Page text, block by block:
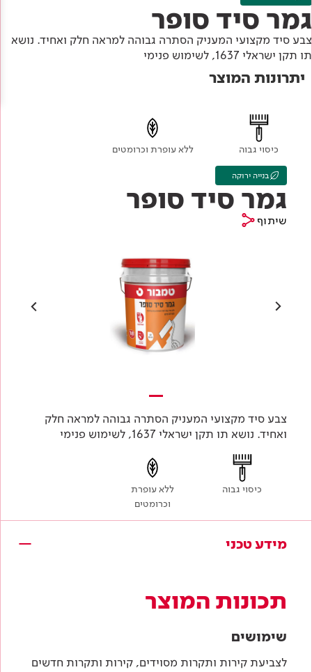
עץ
מתכת
רובה
לכל מוצרי צבע וציפויים
Academy
תוכן מקצועי
אודותינו
מדיניות סביבתית
מדיניות מערכת משולבת ו - ISO
גמר סיד סופר
צבע סיד מקצועי המעניק הסתרה גבוהה למראה חלק ואחיד. נושא
תו תקן ישראלי 1637, לשימוש פנימי
יתרונות המוצר
כיסוי גבוה ללא עופרת וכרומטים
בנייה ירוקה
גמר סיד סופר
שיתוף
צבע סיד מקצועי המעניק הסתרה גבוהה למראה חלק
ואחיד. נושא תו תקן ישראלי 1637, לשימוש פנימי
כיסוי גבוה
ללא עופרת
וכרומטים
מידע טכני
תכונות המוצר
שימושים
לצביעת קירות ותקרות מסוידים, קירות ותקרות חדשים